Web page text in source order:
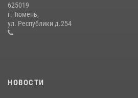
Сотрудники тюменского СОБР "Сова"
десантирования на Урале
16 июля 2026, 10:42
625019
г. Тюмень,
ул. Республики д.254
НОВОСТИ